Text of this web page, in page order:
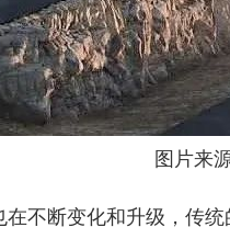
图片来
不断变化和升级，传